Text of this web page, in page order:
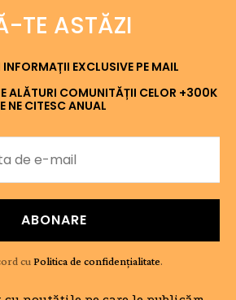
TE ASTĂZI
EXCLUSIVE PE MAIL
ALĂTURI COMUNITĂȚII CELOR +300K
NE CITESC ANUAL
ABONARE
cu Politica de confidențialitate.